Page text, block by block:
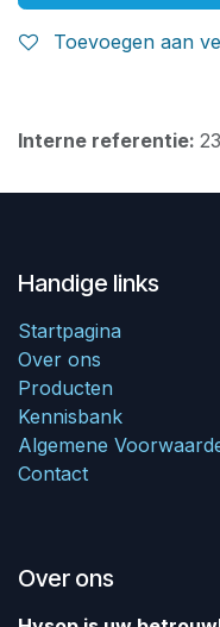
Toevoegen aan
Interne referentie:
Handige links
Startpagina
Over ons
Producten
Kennisbank
Algemene
Contact
Over ons